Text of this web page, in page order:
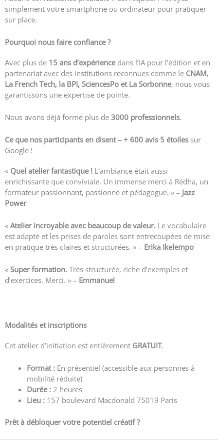
simplement votre smartphone ou ordinateur pour pratiquer
sur place.
Pourquoi nous faire confiance ?
Avec plus de 15 ans d’expériencedans l’IA pour l’édition et en
partenariat avec des institutions reconnues comme le CNAM,
La French Tech, la BPI, SciencesPo et La Sorbonne, nous vous
garantissons une expertise de pointe.
Nous avons déjà formé plus de 3000 professionnels.
Ce que nos participants en disent – + 600 avis 5 étoiles sur
Google !
« Quel atelier fantastique ! L’ambiance était aussi
enrichissante que conviviale. Un immense merci à Rédha, un
formateur passionnant, passionné et pédagogue. » – Jazz
Power
« Atelier incroyable avec beaucoup de valeur. Le vocabulaire
est adapté et les prises de paroles sont entrecoupées de mise
en pratique très claires et structurées. » – Erika Ikelempo
« Super formation. Très structurée, riche d’exemples et
d’exercices. Merci. » – Emmanuel
Modalités et inscriptions
Cet atelier d’initiation est entièrement GRATUIT.
Format : En présentiel (accessible aux personnes à
mobilité réduite)
Durée : 2 heures
Lieu : 157 boulevard Macdonald 75019 Paris
Prêt à débloquer votre potentiel créatif ?